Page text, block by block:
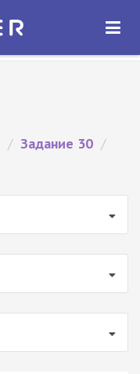
ОТКРЫТЬ
/ Задание 30 /